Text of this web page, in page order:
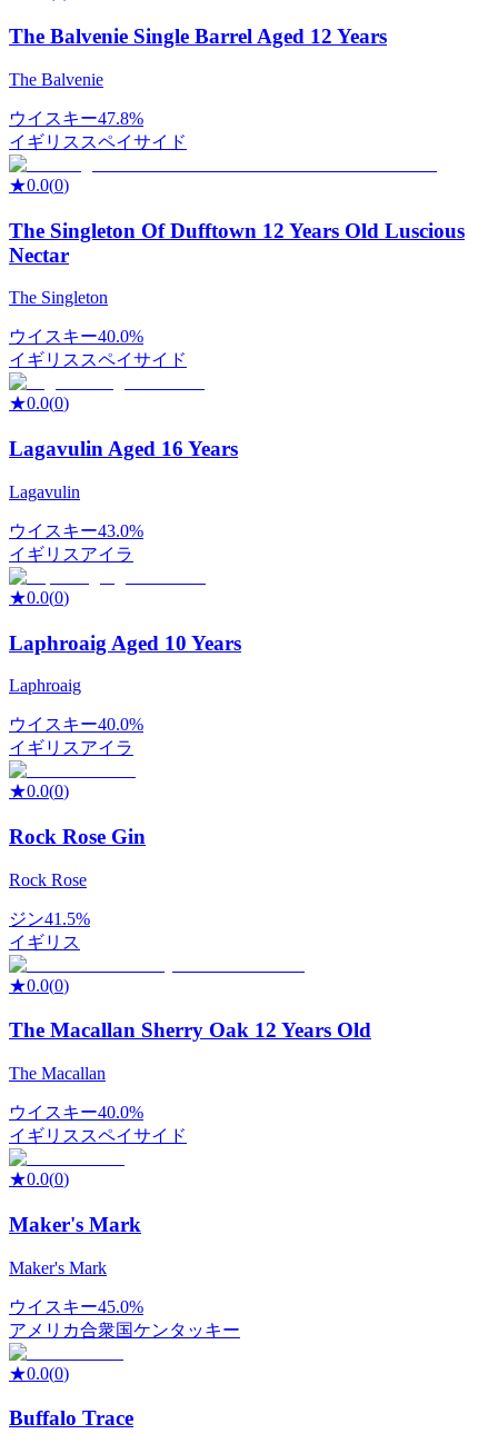
The Balvenie Single Barrel Aged 12 Years
The Balvenie
ウイスキー47.8%
イギリス スペイサイド
★0.0(0)
The Singleton Of Dufftown 12 Years Old Luscious
Nectar
The Singleton
ウイスキー40.0%
イギリススペイサイド
★0.0(0)
Lagavulin Aged 16 Years
Lagavulin
ウイスキー43.0%
イギリスアイラ
★0.0(0)
Laphroaig Aged 10 Years
Laphroaig
ウイスキー40.0%
イギリスアイラ
★0.0(0)
Rock Rose Gin
Rock Rose
ジン41.5%
イギリス
★0.0(0)
The Macallan Sherry Oak 12 Years Old
The Macallan
ウイスキー40.0%
イギリス スペイサイド
★0.0(0)
Maker's Mark
Maker's Mark
ウイスキー45.0%
アメリカ合衆国ケンタッキー
★0.0(0)
Buffalo Trace